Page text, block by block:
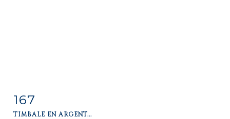
Fiche
167
TIMBALE EN ARGENT...